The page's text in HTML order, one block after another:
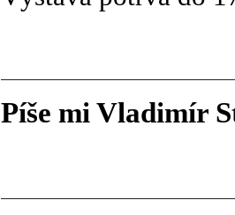
Píše mi Vladimír